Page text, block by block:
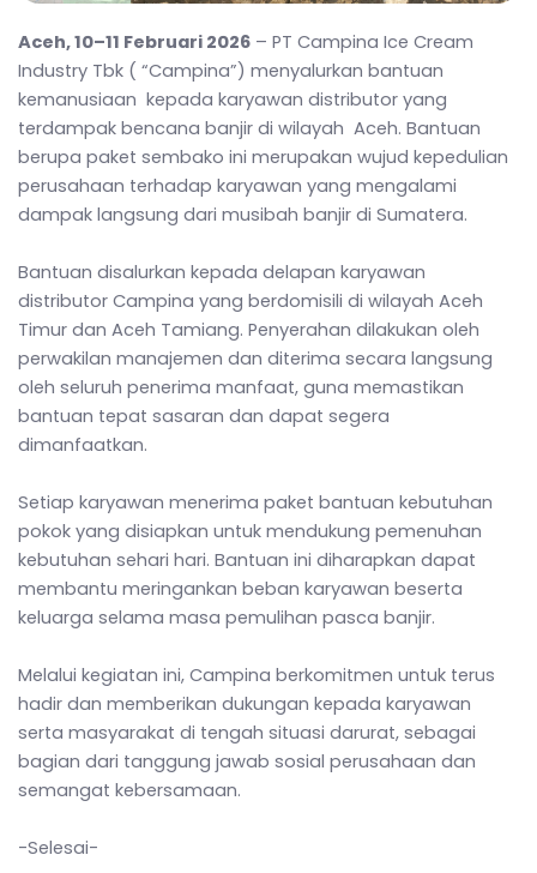
Aceh, 10–11 Februari 2026 – PT Campina Ice Cream
Industry Tbk ( “Campina”) menyalurkan bantuan
kemanusiaan kepada karyawan distributor yang
terdampak bencana banjir di wilayah Aceh. Bantuan
berupa paket sembako ini merupakan wujud kepedulian
perusahaan terhadap karyawan yang mengalami
dampak langsung dari musibah banjir di Sumatera.
Bantuan disalurkan kepada delapan karyawan
distributor Campina yang berdomisili di wilayah Aceh
Timur dan Aceh Tamiang. Penyerahan dilakukan oleh
perwakilan manajemen dan diterima secara langsung
oleh seluruh penerima manfaat, guna memastikan
bantuan tepat sasaran dan dapat segera
dimanfaatkan.
Setiap karyawan menerima paket bantuan kebutuhan
pokok yang disiapkan untuk mendukung pemenuhan
kebutuhan sehari hari. Bantuan ini diharapkan dapat
membantu meringankan beban karyawan beserta
keluarga selama masa pemulihan pasca banjir.
Melalui kegiatan ini, Campina berkomitmen untuk terus
hadir dan memberikan dukungan kepada karyawan
serta masyarakat di tengah situasi darurat, sebagai
bagian dari tanggung jawab sosial perusahaan dan
semangat kebersamaan.
-Selesai-